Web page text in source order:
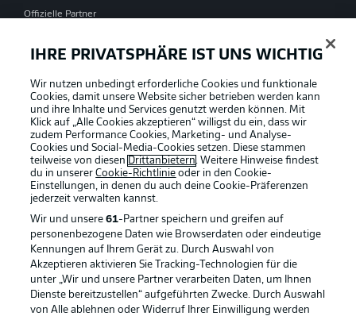
Offizielle Partner
Rechtliche Hinweise Voreinstellungen verwalten
IHRE PRIVATSPHÄRE IST UNS WICHTIG
Wir nutzen unbedingt erforderliche Cookies und funktionale
Cookies, damit unsere Website sicher betrieben werden kann
und ihre Inhalte und Services genutzt werden können. Mit
Klick auf „Alle Cookies akzeptieren“ willigst du ein, dass wir
zudem Performance Cookies, Marketing- und Analyse-
Cookies und Social-Media-Cookies setzen. Diese stammen
teilweise von diesen Drittanbietern. Weitere Hinweise findest
du in unsererCookie-Richtlinie oder in den Cookie-
Einstellungen, in denen du auch deine Cookie-Präferenzen
jederzeit verwalten kannst.
Wir und unsere61-Partner speichern und greifen auf
personenbezogene Daten wie Browserdaten oder eindeutige
Kennungen auf Ihrem Gerät zu. Durch Auswahl von
Akzeptieren aktivieren Sie Tracking-Technologien für die
unter „Wir und unsere Partner verarbeiten Daten, um Ihnen
Dienste bereitzustellen“ aufgeführten Zwecke. Durch Auswahl
von Alle ablehnen oder Widerruf Ihrer Einwilligung werden